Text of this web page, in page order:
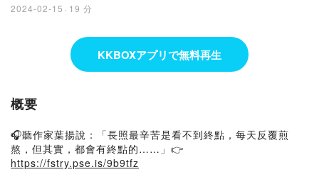
2024-02-15 · 19 分
KKBOXアプリで無料再生
概要
🎧聽作家葉揚說：「長照最辛苦是看不到終點，每天反覆煎
熬，但其實，都會有終點的……」👉
https://fstry.pse.is/9b9tfz